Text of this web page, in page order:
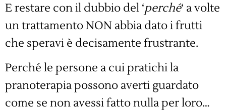
E restare con il dubbio del ‘perché‘ a volte
un trattamento NON abbia dato i frutti
che speravi è decisamente frustrante.
Perché le persone a cui pratichi la
pranoterapia possono averti guardato
come se non avessi fatto nulla per loro…